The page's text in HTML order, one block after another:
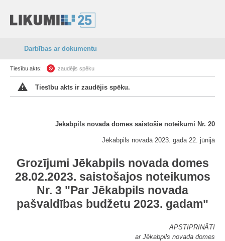
Darbības ar dokumentu
Tiesību akts: zaudējis spēku
Tiesību akts ir zaudējis spēku.
Jēkabpils novada domes saistošie noteikumi Nr. 20
Jēkabpils novadā 2023. gada 22. jūnijā
Grozījumi Jēkabpils novada domes
28.02.2023. saistošajos noteikumos
Nr. 3 "Par Jēkabpils novada
pašvaldības budžetu 2023. gadam"
APSTIPRINĀTI
ar Jēkabpils novada domes